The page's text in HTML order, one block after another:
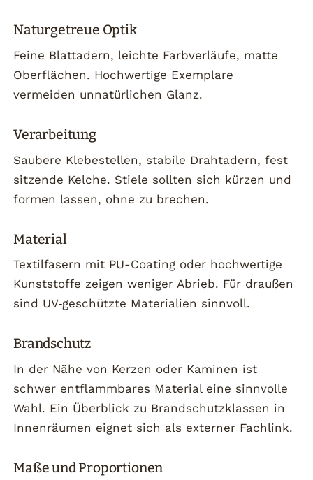
Naturgetreue Optik
Feine Blattadern, leichte Farbverläufe, matte
Oberflächen. Hochwertige Exemplare
vermeiden unnatürlichen Glanz.
Verarbeitung
Saubere Klebestellen, stabile Drahtadern, fest
sitzende Kelche. Stiele sollten sich kürzen und
formen lassen, ohne zu brechen.
Material
Textilfasern mit PU-Coating oder hochwertige
Kunststoffe zeigen weniger Abrieb. Für draußen
sind UV‑geschützte Materialien sinnvoll.
Brandschutz
In der Nähe von Kerzen oder Kaminen ist
schwer entflammbares Material eine sinnvolle
Wahl. Ein Überblick zu Brandschutzklassen in
Innenräumen eignet sich als externer Fachlink.
Maße und Proportionen